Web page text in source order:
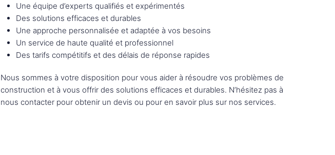
Une équipe d’experts qualifiés et expérimentés
Des solutions efficaces et durables
Une approche personnalisée et adaptée à vos besoins
Un service de haute qualité et professionnel
Des tarifs compétitifs et des délais de réponse rapides
Nous sommes à votre disposition pour vous aider à résoudre vos problèmes de
construction et à vous offrir des solutions efficaces et durables. N’hésitez pas à
nous contacter pour obtenir un devis ou pour en savoir plus sur nos services.